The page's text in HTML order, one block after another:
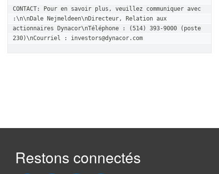
CONTACT: Pour en savoir plus, veuillez communiquer avec
:\n\nDale Nejmeldeen\nDirecteur, Relation aux
actionnaires Dynacor\nTéléphone : (514) 393-9000 (poste
230)\nCourriel : investors@dynacor.com
Restons connectés